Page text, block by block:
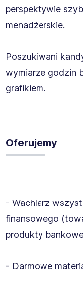
perspektywie
menadżerskie.
Poszukiwani
wymiarze godzin
grafikiem.
Oferujemy
- Wachlarz
finansowego
produkty
- Darmowe